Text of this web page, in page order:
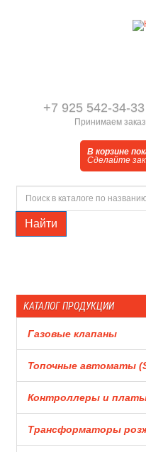
+7 925 542-34-33
Принимаем
В корзине
Сделайте
Найти
КАТАЛОГ ПРОДУКЦИИ
Газовые клапаны
Топочные автоматы
Контроллеры и
Трансформаторы